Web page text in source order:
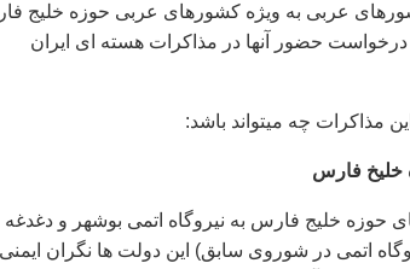
عربی به ويژه کشورهای عربی حوزه خليج
درخواست حضور آنها در مذاکرات هسته ای ايران
مذاکرات چه ميتواند باشد:
حوزه خليج فارس به نيروگاه اتمی بوشهر و دغدغه
اتمی در شوروی سابق) اين دولت ها نگران ايمنی